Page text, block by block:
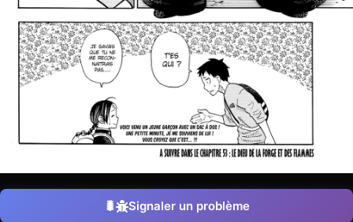
Signaler un problème